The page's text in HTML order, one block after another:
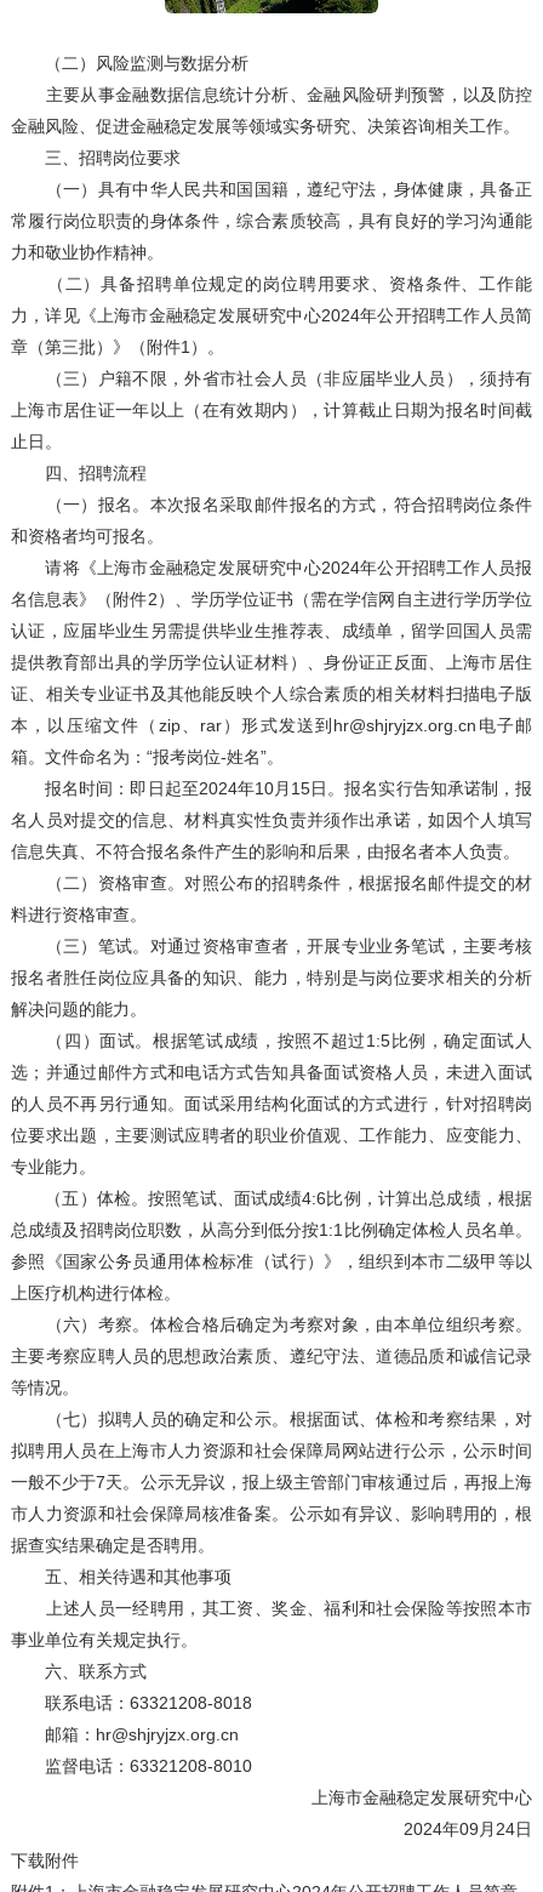
（二）风险监测与数据分析
主要从事金融数据信息统计分析、金融风险研判预警，以及防控
金融风险、促进金融稳定发展等领域实务研究、决策咨询相关工作。
三、招聘岗位要求
（一）具有中华人民共和国国籍，遵纪守法，身体健康，具备正
常履行岗位职责的身体条件，综合素质较高，具有良好的学习沟通能
力和敬业协作精神。
（二）具备招聘单位规定的岗位聘用要求、资格条件、工作能
力，详见《上海市金融稳定发展研究中心2024年公开招聘工作人员简
章（第三批）》（附件1）。
（三）户籍不限，外省市社会人员（非应届毕业人员），须持有
上海市居住证一年以上（在有效期内），计算截止日期为报名时间截
止日。
四、招聘流程
（一）报名。本次报名采取邮件报名的方式，符合招聘岗位条件
和资格者均可报名。
请将《上海市金融稳定发展研究中心2024年公开招聘工作人员报
名信息表》（附件2）、学历学位证书（需在学信网自主进行学历学位
认证，应届毕业生另需提供毕业生推荐表、成绩单，留学回国人员需
提供教育部出具的学历学位认证材料）、身份证正反面、上海市居住
证、相关专业证书及其他能反映个人综合素质的相关材料扫描电子版
本，以压缩文件（zip、rar）形式发送到hr@shjryjzx.org.cn电子邮
箱。文件命名为：“报考岗位-姓名”。
报名时间：即日起至2024年10月15日。报名实行告知承诺制，报
名人员对提交的信息、材料真实性负责并须作出承诺，如因个人填写
信息失真、不符合报名条件产生的影响和后果，由报名者本人负责。
（二）资格审查。对照公布的招聘条件，根据报名邮件提交的材
料进行资格审查。
（三）笔试。对通过资格审查者，开展专业业务笔试，主要考核
报名者胜任岗位应具备的知识、能力，特别是与岗位要求相关的分析
解决问题的能力。
（四）面试。根据笔试成绩，按照不超过1:5比例，确定面试人
选；并通过邮件方式和电话方式告知具备面试资格人员，未进入面试
的人员不再另行通知。面试采用结构化面试的方式进行，针对招聘岗
位要求出题，主要测试应聘者的职业价值观、工作能力、应变能力、
专业能力。
（五）体检。按照笔试、面试成绩4:6比例，计算出总成绩，根据
总成绩及招聘岗位职数，从高分到低分按1:1比例确定体检人员名单。
参照《国家公务员通用体检标准（试行）》，组织到本市二级甲等以
上医疗机构进行体检。
（六）考察。体检合格后确定为考察对象，由本单位组织考察。
主要考察应聘人员的思想政治素质、遵纪守法、道德品质和诚信记录
等情况。
（七）拟聘人员的确定和公示。根据面试、体检和考察结果，对
拟聘用人员在上海市人力资源和社会保障局网站进行公示，公示时间
一般不少于7天。公示无异议，报上级主管部门审核通过后，再报上海
市人力资源和社会保障局核准备案。公示如有异议、影响聘用的，根
据查实结果确定是否聘用。
五、相关待遇和其他事项
上述人员一经聘用，其工资、奖金、福利和社会保险等按照本市
事业单位有关规定执行。
六、联系方式
联系电话：63321208-8018
邮箱：hr@shjryjzx.org.cn
监督电话：63321208-8010
上海市金融稳定发展研究中心
2024年09月24日
下载附件